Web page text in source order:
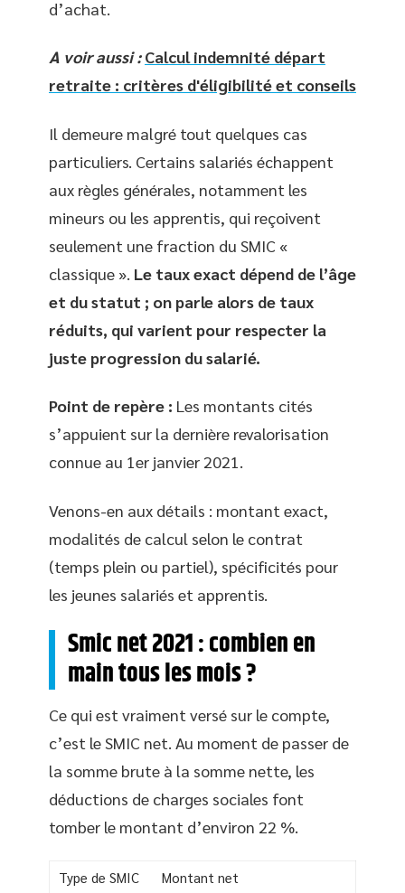
d’achat.
A voir aussi : Calcul indemnité départ
retraite : critères d'éligibilité et conseils
Il demeure malgré tout quelques cas
particuliers. Certains salariés échappent
aux règles générales, notamment les
mineurs ou les apprentis, qui reçoivent
seulement une fraction du SMIC «
classique ». Le taux exact dépend de l’âge
et du statut ; on parle alors de taux
réduits, qui varient pour respecter la
juste progression du salarié.
Point de repère : Les montants cités
s’appuient sur la dernière revalorisation
connue au 1er janvier 2021.
Venons-en aux détails : montant exact,
modalités de calcul selon le contrat
(temps plein ou partiel), spécificités pour
les jeunes salariés et apprentis.
Smic net 2021 : combien en
main tous les mois ?
Ce qui est vraiment versé sur le compte,
c’est le SMIC net. Au moment de passer de
la somme brute à la somme nette, les
déductions de charges sociales font
tomber le montant d’environ 22 %.
Type de SMIC
Montant net